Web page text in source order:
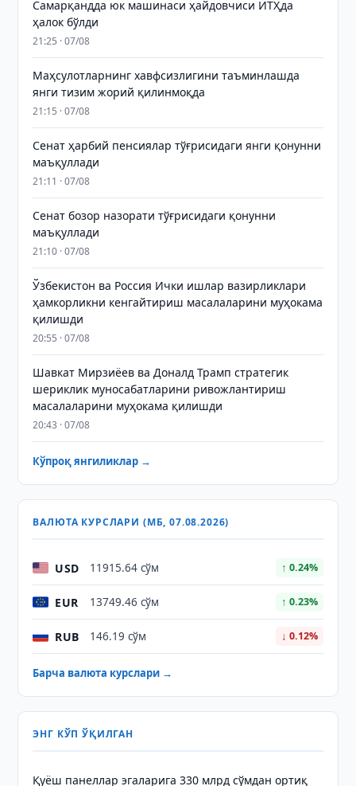
Самарқандда юк машинаси ҳайдовчиси ЙТҲда
ҳалок бўлди
21:25 · 07/08
Маҳсулотларнинг хавфсизлигини таъминлашда
янги тизим жорий қилинмоқда
21:15 · 07/08
Сенат ҳарбий пенсиялар тўғрисидаги янги қонунни
маъқуллади
21:11 · 07/08
Сенат бозор назорати тўғрисидаги қонунни
маъқуллади
21:10 · 07/08
Ўзбекистон ва Россия Ички ишлар вазирликлари
ҳамкорликни кенгайтириш масалаларини муҳокама
қилишди
20:55 · 07/08
Шавкат Мирзиёев ва Доналд Трамп стратегик
шериклик муносабатларини ривожлантириш
масалаларини муҳокама қилишди
20:43 · 07/08
Кўпроқ янгиликлар →
ВАЛЮТА КУРСЛАРИ (МБ, 07.08.2026)
USD 11915.64 сўм ↑ 0.24%
EUR 13749.46 сўм ↑ 0.23%
RUB 146.19 сўм ↓ 0.12%
Барча валюта курслари →
ЭНГ КЎП ЎҚИЛГАН
Қуёш панеллар эгаларига 330 млрд сўмдан ортиқ